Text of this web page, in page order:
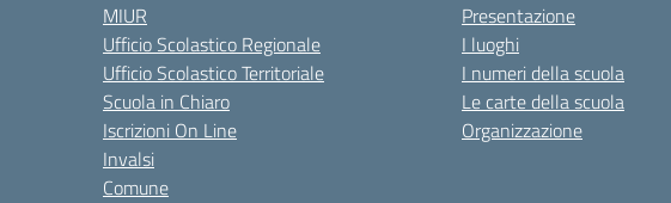
MIUR
Ufficio Scolastico Regionale
Ufficio Scolastico Territoriale
Scuola in Chiaro
Iscrizioni On Line
Invalsi
Comune
Presentazione
I luoghi
I numeri della scuola
Le carte della scuola
Organizzazione